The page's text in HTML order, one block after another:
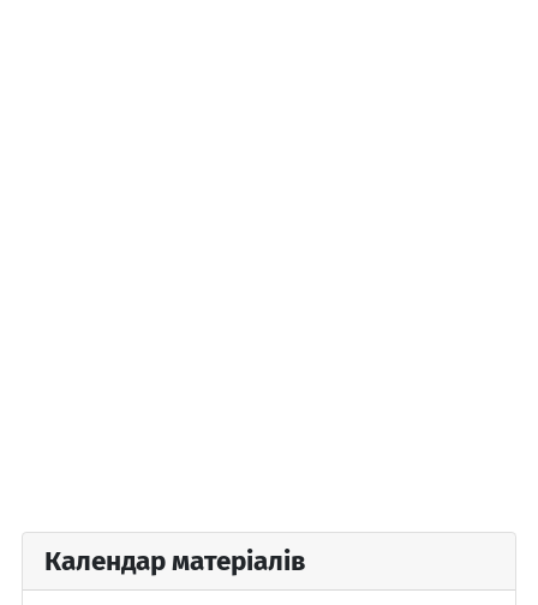
Календар матеріалів